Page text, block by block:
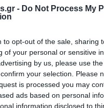
- Do Not Process My
to opt-out of the sale, sharing
of your personal or sensitive
by us, please use
your selection. Please
is processed you may
ads based on personal
information disclosed to
Ιουλίου 2026